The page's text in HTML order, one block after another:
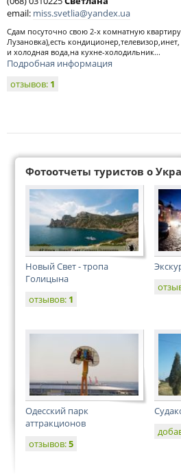
email: miss.svetlia@yandex.ua
Сдам посуточно свою 2-х комнатную
Лузановка),есть
и холодная вода,на кухне-холодильник...
Подробная информация
отзывов: 1
Фотоотчеты туристов о
Новый Свет - тропа
Голицына
отзывов: 1
Одесский парк
аттракционов
отзывов:5